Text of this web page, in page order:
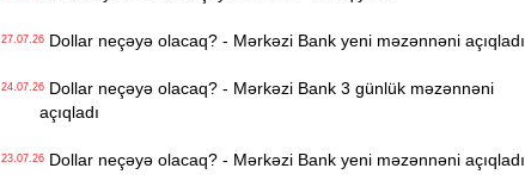
27.07.26Dollar neçəyə olacaq? - Mərkəzi Bank yeni məzənnəni açıqladı
24.07.26Dollar neçəyə olacaq? - Mərkəzi Bank 3 günlük məzənnəni
açıqladı
23.07.26Dollar neçəyə olacaq? - Mərkəzi Bank yeni məzənnəni açıqladı